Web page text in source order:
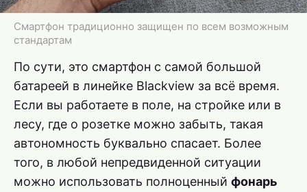
Смартфон традиционно защищен по всем возможным
стандартам
По сути, это смартфон с самой большой
батареей в линейке Blackview за всё время.
Если вы работаете в поле, на стройке или в
лесу, где о розетке можно забыть, такая
автономность буквально спасает. Более
того, в любой непредвиденной ситуации
можно использовать полноценный фонарь